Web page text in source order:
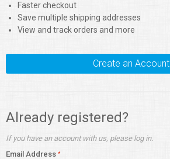
Faster checkout
Save multiple shipping addresses
View and track orders and more
Create an Account
Already registered?
If you have an account with us, please log in.
Email Address